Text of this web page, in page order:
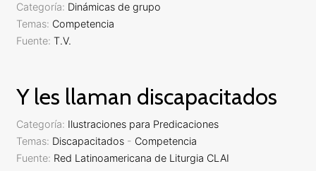
Categoría: Dinámicas de grupo
Temas: Competencia
Fuente: T.V.
Y les llaman discapacitados
Categoría: Ilustraciones para Predicaciones
Temas: Discapacitados - Competencia
Fuente: Red Latinoamericana de Liturgia CLAI